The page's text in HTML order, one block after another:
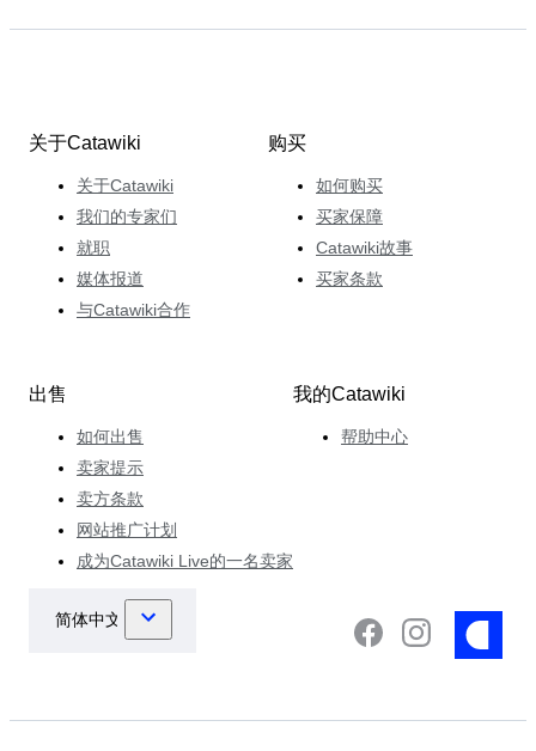
关于Catawiki
关于Catawiki
我们的专家们
就职
媒体报道
与Catawiki合作
购买
如何购买
买家保障
Catawiki故事
买家条款
出售
如何出售
卖家提示
卖方条款
网站推广计划
成为Catawiki Live的一名卖家
我的Catawiki
帮助中心